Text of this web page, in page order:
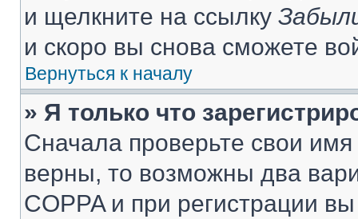
и щелкните на ссылку
и скоро вы снова сможете
Вернуться к началу
» Я только что
Сначала проверьте свои
верны, то возможны два
COPPA и при регистрации